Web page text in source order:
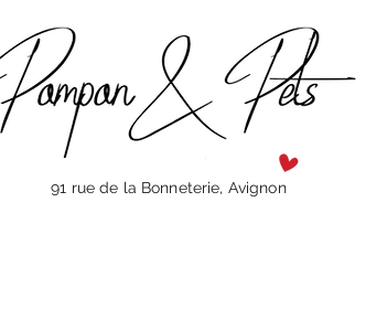
91 rue de la Bonneterie, Avignon